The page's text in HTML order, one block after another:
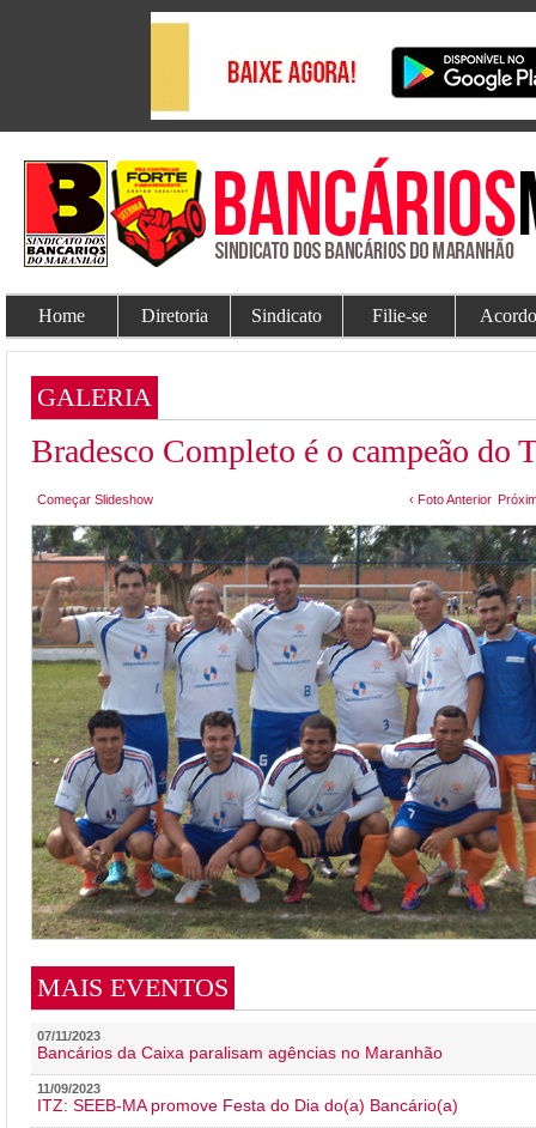
Home Diretoria Sindicato Filie-se
GALERIA
Bradesco Completo é o campeão do
Começar Slideshow ‹ Foto Anterior
MAIS EVENTOS
07/11/2023
Bancários da Caixa paralisam agências no Maranhão
11/09/2023
ITZ: SEEB-MA promove Festa do Dia do(a) Bancário(a)